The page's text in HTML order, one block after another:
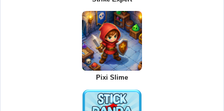
Pixi Slime